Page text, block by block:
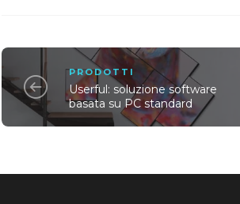
PRODOTTI
Userful: soluzione software
basata su PC standard